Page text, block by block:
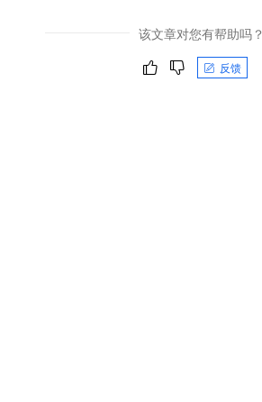
该文章对您有帮助吗？
反馈